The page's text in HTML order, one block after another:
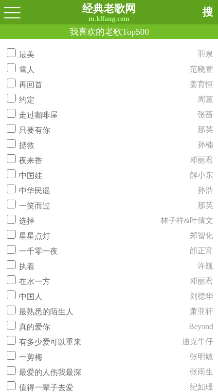
经典老歌网
m.klfang.com
搜
我喜欢的老歌Top500
最美
羽泉
雪人
范晓萱
再回首
姜育恒
约定
周蕙
走过咖啡屋
张蔷
只要有你
那英
拯救
孙楠
夜来香
邓丽君
中国娃
解小东
中华民谣
孙浩
一笑而过
那英
选择
林子祥&叶倩文
星星点灯
郑智化
一千零一夜
邰正宵
执着
许巍
在水一方
邓丽君
中国人
刘德华
最熟悉的陌生人
萧亚轩
真的爱你
Beyond
有多少爱可以重来
迪克牛仔
一剪梅
张明敏
最爱的人伤我最深
张雨生
值得一辈子去爱
纪如璟